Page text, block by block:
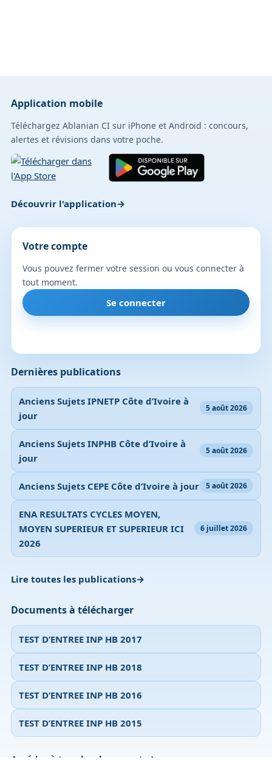
Application mobile
Téléchargez Ablanian CI sur iPhone et Android : concours,
alertes et révisions dans votre poche.
Découvrir l'application
Dernières publications
Anciens Sujets IPNETP Côte d’Ivoire à
jour
5 août 2026
Anciens Sujets INPHB Côte d’Ivoire à
jour
5 août 2026
Anciens Sujets CEPE Côte d’Ivoire à jour 5 août 2026
ENA RESULTATS CYCLES MOYEN,
MOYEN SUPERIEUR ET SUPERIEUR ICI
2026
6 juillet 2026
Lire toutes les publications
Documents à télécharger
TEST D’ENTREE INP HB 2017
TEST D’ENTREE INP HB 2018
TEST D’ENTREE INP HB 2016
TEST D’ENTREE INP HB 2015
Accéder à tous les documents
Votre compte
Vous pouvez fermer votre session ou vous connecter à
tout moment.
Se connecter